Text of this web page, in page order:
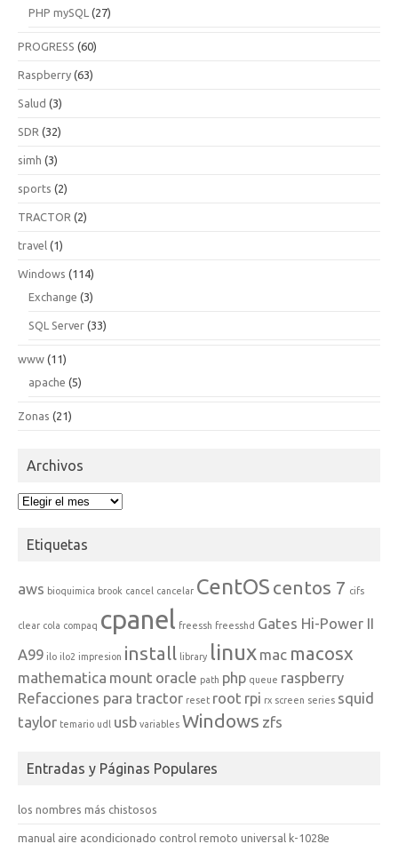
PHP mySQL (27)
PROGRESS (60)
Raspberry (63)
Salud (3)
SDR (32)
simh (3)
sports (2)
TRACTOR (2)
travel (1)
Windows (114)
Exchange (3)
SQL Server (33)
www (11)
apache (5)
Zonas (21)
Archivos
Archivos
Etiquetas
aws bioquimica brook cancel cancelar CentOS centos 7 cifs
clear cola compaq cpanel freessh freesshd Gates Hi-Power II
A99 ilo ilo2 impresion install library linux mac macosx
mathematica mount oracle path php queue raspberry
Refacciones para tractor reset root rpi rx screen series squid
taylor temario udl usb variables Windows zfs
Entradas y Páginas Populares
los nombres más chistosos
manual aire acondicionado control remoto universal k-1028e